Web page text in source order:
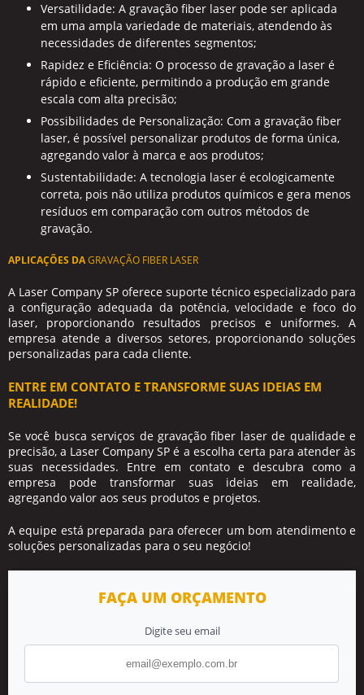
Versatilidade: A gravação fiber laser pode ser aplicada
em uma ampla variedade de materiais, atendendo às
necessidades de diferentes segmentos;
Rapidez e Eficiência: O processo de gravação a laser é
rápido e eficiente, permitindo a produção em grande
escala com alta precisão;
Possibilidades de Personalização: Com a gravação fiber
laser, é possível personalizar produtos de forma única,
agregando valor à marca e aos produtos;
Sustentabilidade: A tecnologia laser é ecologicamente
correta, pois não utiliza produtos químicos e gera menos
resíduos em comparação com outros métodos de
gravação.
APLICAÇÕES DAGRAVAÇÃO FIBER LASER
A Laser Company SP oferece suporte técnico especializado para
a configuração adequada da potência, velocidade e foco do
laser, proporcionando resultados precisos e uniformes. A
empresa atende a diversos setores, proporcionando soluções
personalizadas para cada cliente.
ENTRE EM CONTATO E TRANSFORME SUAS IDEIAS EM
REALIDADE!
Se você busca serviços de gravação fiber laserde qualidade e
precisão, a Laser Company SP é a escolha certa para atender às
suas necessidades. Entre em contato e descubra como a
empresa pode transformar suas ideias em realidade,
agregando valor aos seus produtos e projetos.
A equipe está preparada para oferecer um bom atendimento e
soluções personalizadas para o seu negócio!
FAÇA UM ORÇAMENTO
Digite seu email